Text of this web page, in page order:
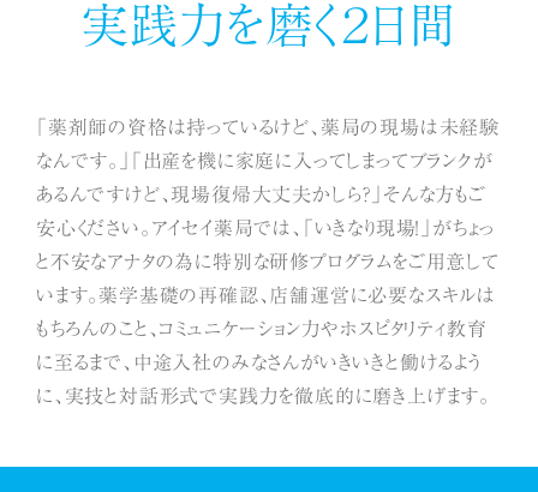
2027年新卒採用 募集要項
総合職
薬学生を全力サポート
スキルが身につく新人研修
新卒採用に関するよくあるご質問
中途採用情報
実践力を磨く２日間
「薬剤師の資格は持っているけど、薬局の現場は未経験
なんです。」「出産を機に家庭に入ってしまってブランクが
あるんですけど、現場復帰大丈夫かしら？」そんな方もご
安心ください。アイセイ薬局では、「いきなり現場！」がちょっ
と不安なアナタの為に特別な研修プログラムをご用意して
います。薬学基礎の再確認、店舗運営に必要なスキルは
もちろんのこと、コミュニケーション力やホスピタリティ教育
に至るまで、中途入社のみなさんがいきいきと働けるよう
に、実技と対話形式で実践力を徹底的に磨き上げます。